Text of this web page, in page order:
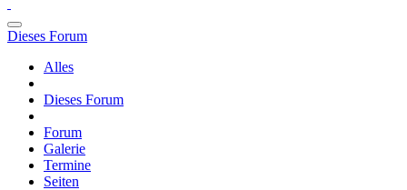
Dieses Forum
Alles
Dieses Forum
Forum
Galerie
Termine
Seiten